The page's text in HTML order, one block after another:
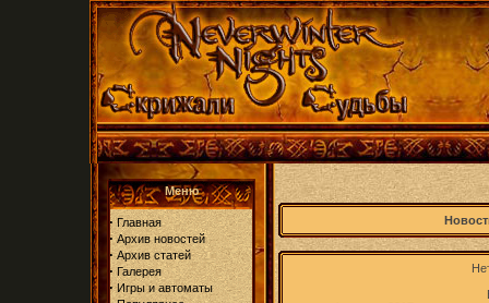
Меню
· Главная
· Архив новостей
· Архив статей
· Галерея
· Игры и автоматы